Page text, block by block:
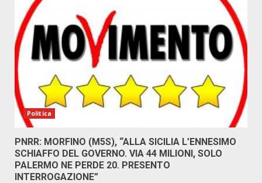
Politica
PNRR: MORFINO (M5S), “ALLA SICILIA L’ENNESIMO
SCHIAFFO DEL GOVERNO. VIA 44 MILIONI, SOLO
PALERMO NE PERDE 20. PRESENTO
INTERROGAZIONE”